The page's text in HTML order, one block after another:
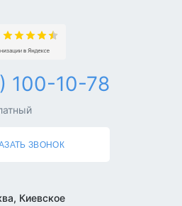
100-10-78
ЗВОНОК
Киевское